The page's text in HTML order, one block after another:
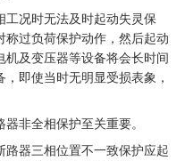
况时无法及时起动失灵保
过负荷保护动作，然后起动
及变压器等设备将会长时间
即使当时无明显受损表象，
非全相保护至关重要。
器三相位置不一致保护应起